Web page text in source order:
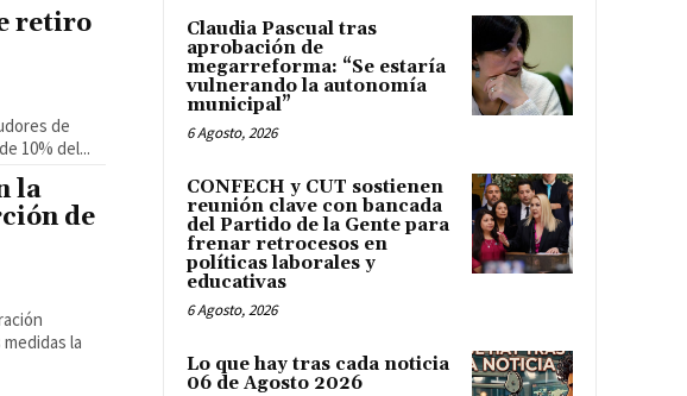
retiro
de
10% del...
la
de
la
Claudia Pascual tras
aprobación de
megarreforma: “Se estaría
vulnerando la autonomía
municipal”
6 Agosto, 2026
CONFECH y CUT sostienen
reunión clave con bancada
del Partido de la Gente para
frenar retrocesos en
políticas laborales y
educativas
6 Agosto, 2026
Lo que hay tras cada noticia
06 de Agosto 2026